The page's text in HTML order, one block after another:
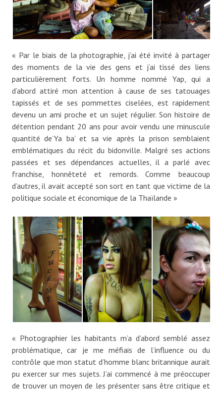
« Par le biais de la photographie, j’ai été invité à partager
des moments de la vie des gens et j’ai tissé des liens
particulièrement forts. Un homme nommé Yap, qui a
d’abord attiré mon attention à cause de ses tatouages
tapissés et de ses pommettes ciselées, est rapidement
devenu un ami proche et un sujet régulier. Son histoire de
détention pendant 20 ans pour avoir vendu une minuscule
quantité de’Ya ba’ et sa vie après la prison semblaient
emblématiques du récit du bidonville. Malgré ses actions
passées et ses dépendances actuelles, il a parlé avec
franchise, honnêteté et remords. Comme beaucoup
d’autres, il avait accepté son sort en tant que victime de la
politique sociale et économique de la Thaïlande »
« Photographier les habitants m’a d’abord semblé assez
problématique, car je me méfiais de l’influence ou du
contrôle que mon statut d’homme blanc britannique aurait
pu exercer sur mes sujets. J’ai commencé à me préoccuper
de trouver un moyen de les présenter sans être critique et